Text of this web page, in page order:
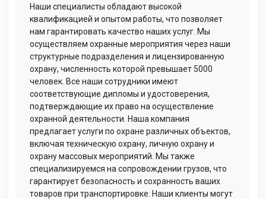
Наши специалисты обладают высокой
квалификацией и опытом работы, что позволяет
нам гарантировать качество наших услуг. Мы
осуществляем охранные мероприятия через наши
структурные подразделения и лицензированную
охрану, численность которой превышает 5000
человек. Все наши сотрудники имеют
соответствующие дипломы и удостоверения,
подтверждающие их право на осуществление
охранной деятельности. Наша компания
предлагает услуги по охране различных объектов,
включая техническую охрану, личную охрану и
охрану массовых мероприятий. Мы также
специализируемся на сопровождении грузов, что
гарантирует безопасность и сохранность ваших
товаров при транспортировке. Наши клиенты могут